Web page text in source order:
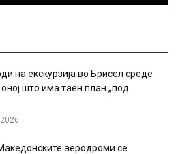
на екскурзија во Брисел среде
што има таен план „под
аеродроми се